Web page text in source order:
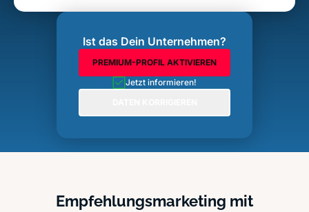
Ist das Dein Unternehmen?
PREMIUM-PROFIL AKTIVIEREN
Jetzt informieren!
Empfehlungsmarketing mit